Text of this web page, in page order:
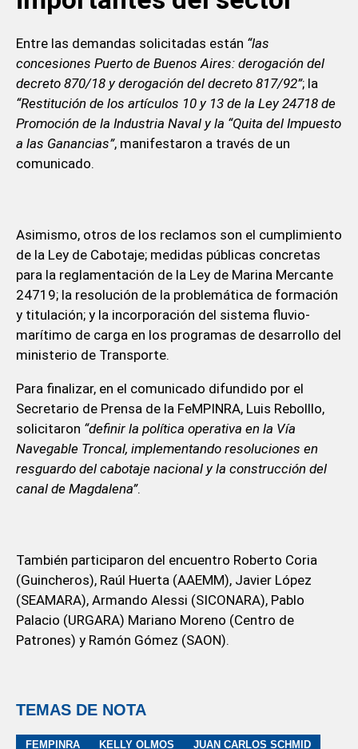
Entre las demandas solicitadas están “las
concesiones Puerto de Buenos Aires: derogación del
decreto 870/18 y derogación del decreto 817/92”; la
“Restitución de los artículos 10 y 13 de la Ley 24718 de
Promoción de la Industria Naval y la “Quita del Impuesto
a las Ganancias”, manifestaron a través de un
comunicado.
Asimismo, otros de los reclamos son el cumplimiento
de la Ley de Cabotaje; medidas públicas concretas
para la reglamentación de la Ley de Marina Mercante
24719; la resolución de la problemática de formación
y titulación; y la incorporación del sistema fluvio-
marítimo de carga en los programas de desarrollo del
ministerio de Transporte.
Para finalizar, en el comunicado difundido por el
Secretario de Prensa de la FeMPINRA, Luis Rebolllo,
solicitaron “definir la política operativa en la Vía
Navegable Troncal, implementando resoluciones en
resguardo del cabotaje nacional y la construcción del
canal de Magdalena”.
También participaron del encuentro Roberto Coria
(Guincheros), Raúl Huerta (AAEMM), Javier López
(SEAMARA), Armando Alessi (SICONARA), Pablo
Palacio (URGARA) Mariano Moreno (Centro de
Patrones) y Ramón Gómez (SAON).
TEMAS DE NOTA
FEMPINRA KELLY OLMOS
JUAN CARLOS SCHMID